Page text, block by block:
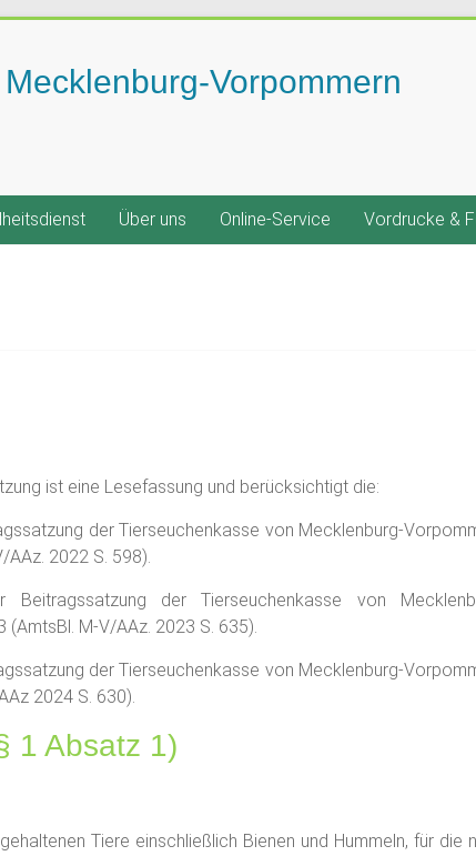
Vorpommern
Über uns Online-Service Vordrucke &
ist eine Lesefassung und berücksichtigt die:
der Tierseuchenkasse von Mecklenburg-
2022 S. 598).
der Tierseuchenkasse von
M-V/AAz. 2023 S. 635).
der Tierseuchenkasse von Mecklenburg-
2024 S. 630).
1 Absatz 1)
Tiere einschließlich Bienen und Hummeln, für die